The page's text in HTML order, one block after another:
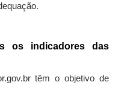
os indicadores das
têm o objetivo de